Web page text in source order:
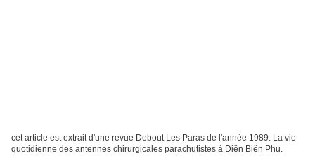
cet article est extrait d'une revue Debout Les Paras de l'année 1989. La vie
quotidienne des antennes chirurgicales parachutistes à Diên Biên Phu.